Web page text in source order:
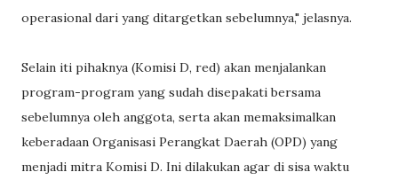
operasional dari yang ditargetkan sebelumnya," jelasnya.
Selain iti pihaknya (Komisi D, red) akan menjalankan
program-program yang sudah disepakati bersama
sebelumnya oleh anggota, serta akan memaksimalkan
keberadaan Organisasi Perangkat Daerah (OPD) yang
menjadi mitra Komisi D. Ini dilakukan agar di sisa waktu